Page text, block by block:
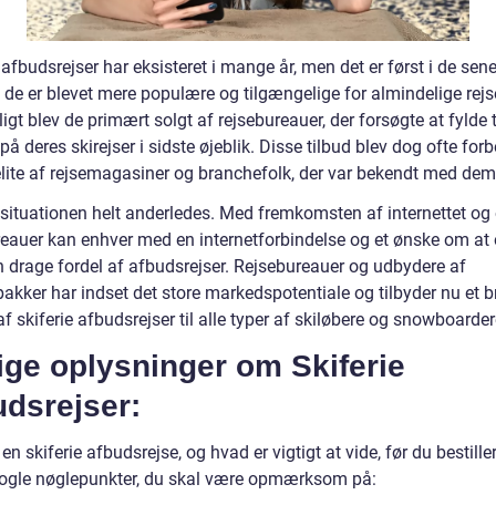
har eksisteret i mange år, men det er først i de
de er blevet mere populære og tilgængelige for almindelige
blev de primært solgt af rejsebureauer, der forsøgte at fylde
deres skirejser i sidste øjeblik. Disse tilbud blev dog ofte
af rejsemagasiner og branchefolk, der var bekendt med
helt anderledes. Med fremkomsten af internettet og
kan enhver med en internetforbindelse og et ønske om at
drage fordel af afbudsrejser. Rejsebureauer og udbydere af
har indset det store markedspotentiale og tilbyder nu et
skiferie afbudsrejser til alle typer af skiløbere og
oplysninger om Skiferie
skiferie afbudsrejse, og hvad er vigtigt at vide, før du
nøglepunkter, du skal være opmærksom på: